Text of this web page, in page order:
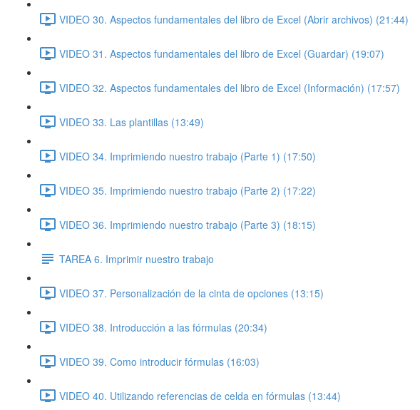
VIDEO 30. Aspectos fundamentales del libro de Excel (Abrir archivos) (21:44)
VIDEO 31. Aspectos fundamentales del libro de Excel (Guardar) (19:07)
VIDEO 32. Aspectos fundamentales del libro de Excel (Información) (17:57)
VIDEO 33. Las plantillas (13:49)
VIDEO 34. Imprimiendo nuestro trabajo (Parte 1) (17:50)
VIDEO 35. Imprimiendo nuestro trabajo (Parte 2) (17:22)
VIDEO 36. Imprimiendo nuestro trabajo (Parte 3) (18:15)
TAREA 6. Imprimir nuestro trabajo
VIDEO 37. Personalización de la cinta de opciones (13:15)
VIDEO 38. Introducción a las fórmulas (20:34)
VIDEO 39. Como introducir fórmulas (16:03)
VIDEO 40. Utilizando referencias de celda en fórmulas (13:44)